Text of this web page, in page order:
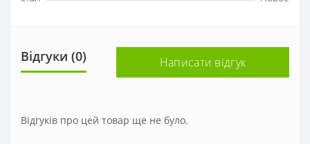
Відгуки (0) Написати відгук
Відгуків про цей товар ще не було.